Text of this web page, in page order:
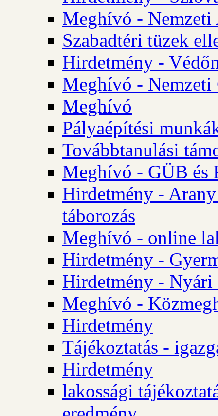
Meghívó - Nemzeti
Szabadtéri tüzek
Hirdetmény -
Meghívó - Nemzeti
Meghívó
Pályaépítési
Továbbtanulási
Meghívó - GÜB és
Hirdetmény - Arany
táborozás
Meghívó - online
Hirdetmény -
Hirdetmény - Nyári
Meghívó -
Hirdetmény
Tájékoztatás -
Hirdetmény
lakossági